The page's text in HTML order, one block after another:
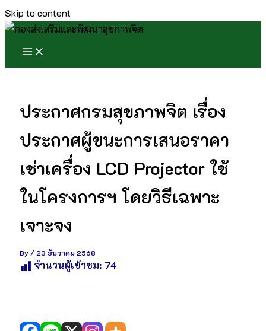
Skip to content
ประกาศกรมสุขภาพจิต เรื่อง
ประกาศผู้ชนะการเสนอราคา
เช่าเครื่อง LCD Projector ใช้
ในโครงการฯ โดยวิธีเฉพาะ
เจาะจง
By /23 ธันวาคม 2568
จำนวนผู้เข้าชม: 74